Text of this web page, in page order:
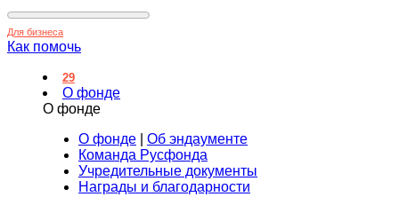
Для бизнеса
Как помочь
29
О фонде
О фонде
О фонде
Об эндаументе
Команда Русфонда
Учредительные документы
Награды и благодарности